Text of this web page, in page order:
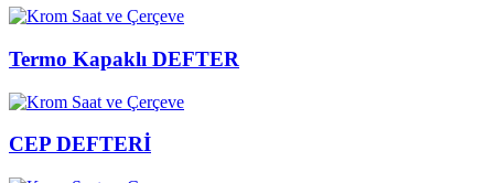
Termo Kapaklı DEFTER
CEP DEFTERİ